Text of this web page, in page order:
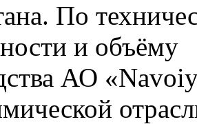
По
и объёму
АО